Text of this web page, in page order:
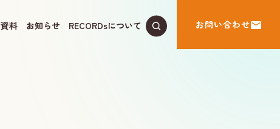
料 お知らせ RECORDsについて お問い合わせ